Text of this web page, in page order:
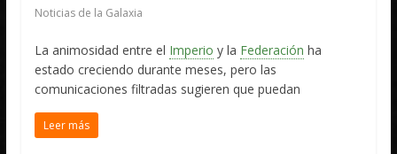
Noticias de la Galaxia
La animosidad entre el Imperio y la Federación ha
estado creciendo durante meses, pero las
comunicaciones filtradas sugieren que puedan
Leer más